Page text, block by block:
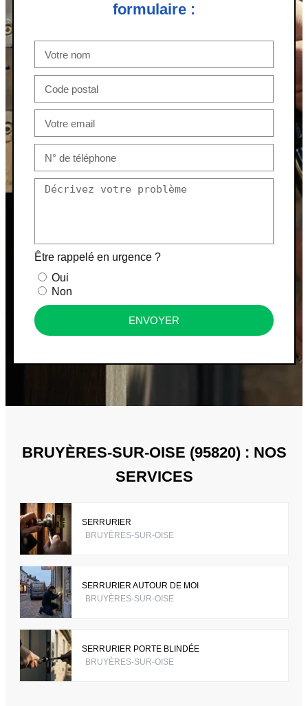
formulaire :
Être rappelé en urgence ?
Oui
Non
ENVOYER
BRUYÈRES-SUR-OISE (95820) : NOS
SERVICES
SERRURIER
BRUYÈRES-SUR-OISE
SERRURIER AUTOUR DE MOI
BRUYÈRES-SUR-OISE
SERRURIER PORTE BLINDÉE
BRUYÈRES-SUR-OISE